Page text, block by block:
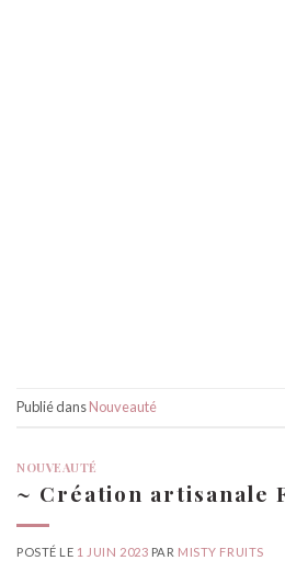
Publié dansNouveauté
NOUVEAUTÉ
~ Création artisanale
POSTÉ LE 1 JUIN 2023 PAR MISTY FRUITS